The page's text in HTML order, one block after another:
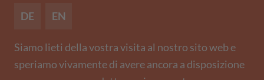
DE EN
Siamo lieti della vostra visita al nostro sito web e
speriamo vivamente di avere ancora a disposizione